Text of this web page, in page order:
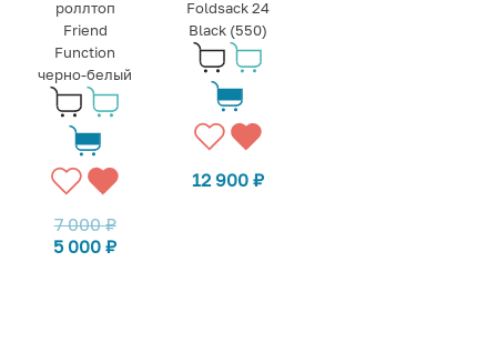
роллтоп
Friend
Function
черно-белый
7 000₽
5 000₽
Foldsack 24
Black (550)
12 900 ₽